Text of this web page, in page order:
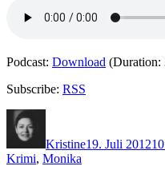
Podcast: Download
Subscribe: RSS
Kristine19. Juli 2012
Krimi, Monika